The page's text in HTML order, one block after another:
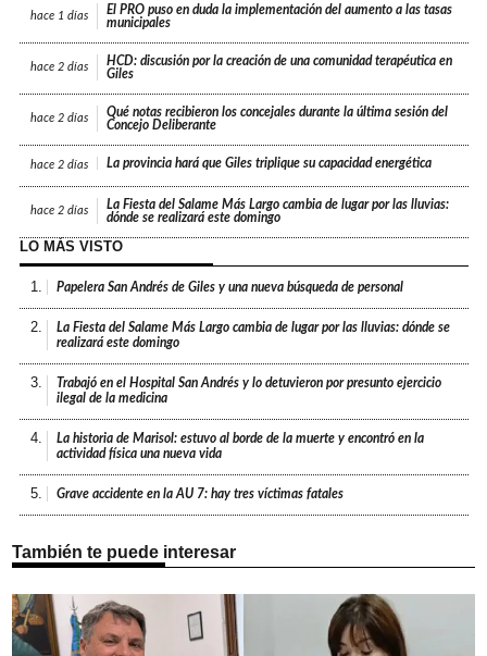
hace 1 días
El PRO puso en duda la implementación del aumento a las tasas
municipales
hace 2 días
HCD: discusión por la creación de una comunidad terapéutica en
Giles
hace 2 días
Qué notas recibieron los concejales durante la última sesión del
Concejo Deliberante
hace 2 días La provincia hará que Giles triplique su capacidad energética
hace 2 días
La Fiesta del Salame Más Largo cambia de lugar por las lluvias:
dónde se realizará este domingo
LO MÁS VISTO
1. Papelera San Andrés de Giles y una nueva búsqueda de personal
2.
La Fiesta del Salame Más Largo cambia de lugar por las lluvias: dónde se
realizará este domingo
3.
Trabajó en el Hospital San Andrés y lo detuvieron por presunto ejercicio
ilegal de la medicina
4.
La historia de Marisol: estuvo al borde de la muerte y encontró en la
actividad física una nueva vida
5. Grave accidente en la AU 7: hay tres víctimas fatales
También te puede interesar